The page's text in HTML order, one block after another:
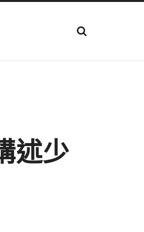
顯
示
位
述少